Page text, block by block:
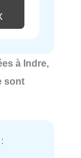
à Indre,
sont